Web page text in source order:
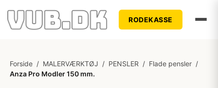
RODEKASSE
Forside / MALERVÆRKTØJ / PENSLER / Flade pensler /
Anza Pro Modler 150 mm.